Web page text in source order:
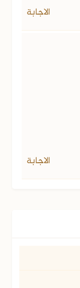
الاجابة
الاجابة